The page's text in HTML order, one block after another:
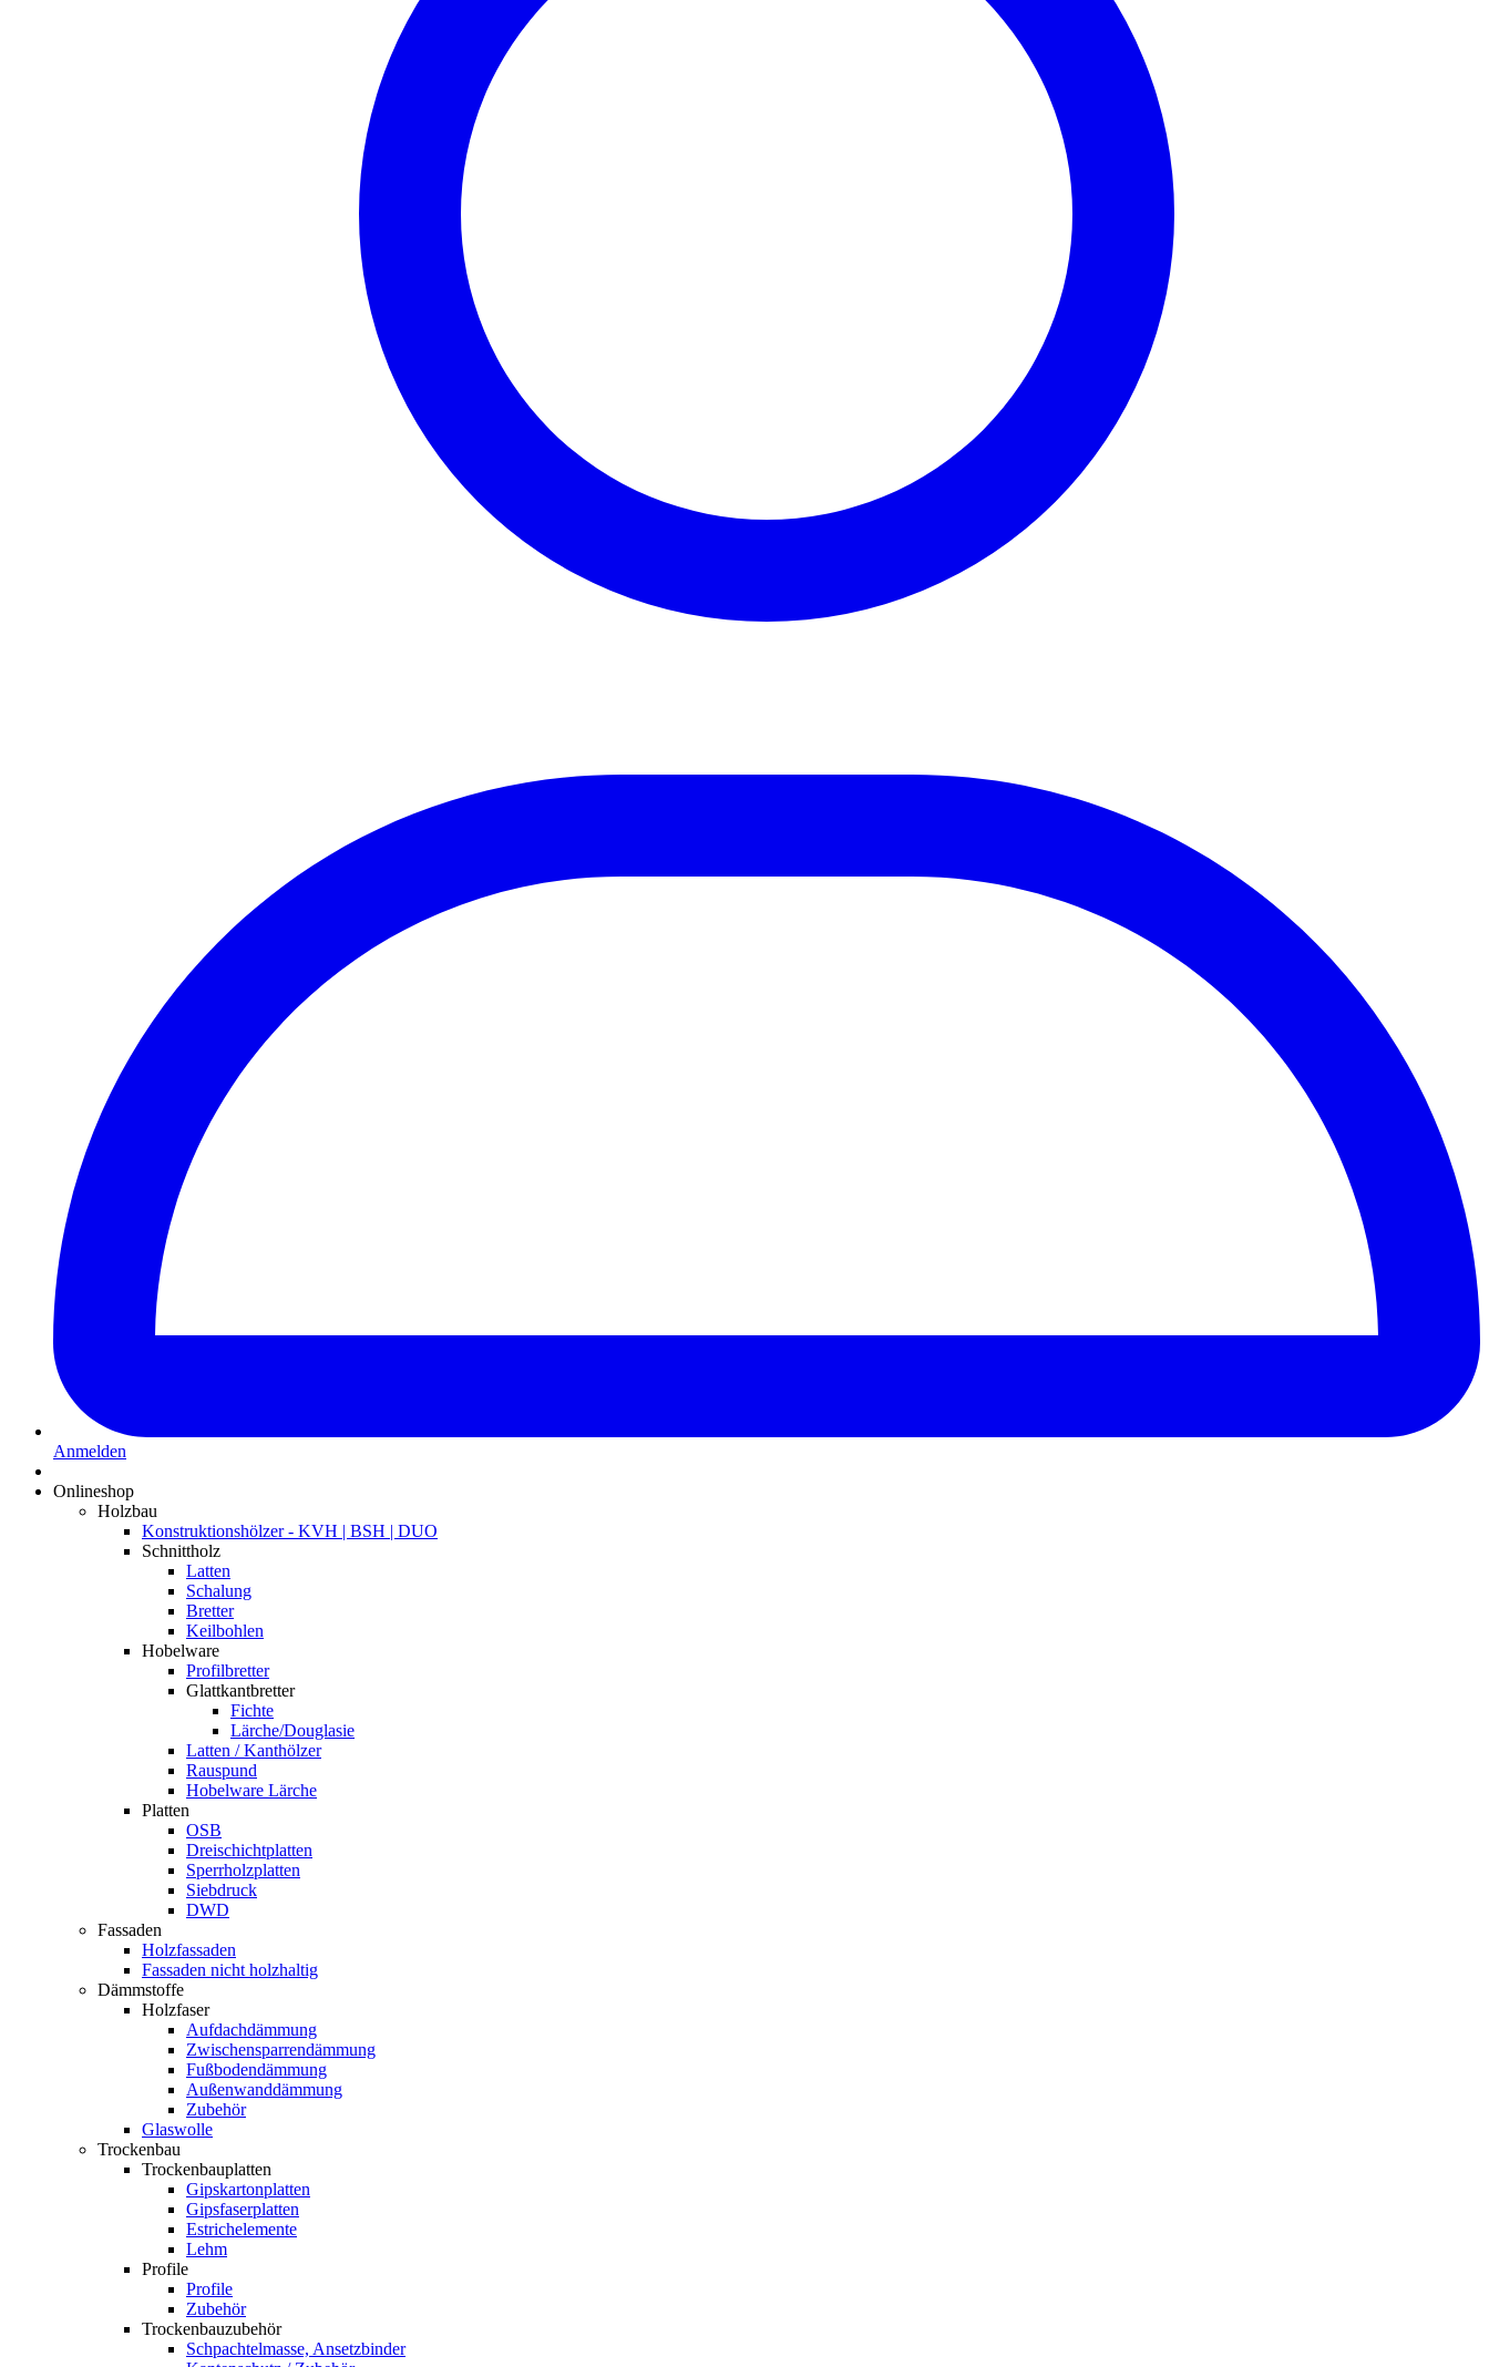
Anmelden
Onlineshop
Holzbau
Konstruktionshölzer - KVH | BSH | DUO
Schnittholz
Latten
Schalung
Bretter
Keilbohlen
Hobelware
Profilbretter
Glattkantbretter
Fichte
Lärche/Douglasie
Latten / Kanthölzer
Rauspund
Hobelware Lärche
Platten
OSB
Dreischichtplatten
Sperrholzplatten
Siebdruck
DWD
Fassaden
Holzfassaden
Fassaden nicht holzhaltig
Dämmstoffe
Holzfaser
Aufdachdämmung
Zwischensparrendämmung
Fußbodendämmung
Außenwanddämmung
Zubehör
Glaswolle
Trockenbau
Trockenbauplatten
Gipskartonplatten
Gipsfaserplatten
Estrichelemente
Lehm
Profile
Profile
Zubehör
Trockenbauzubehör
Schpachtelmasse, Ansetzbinder